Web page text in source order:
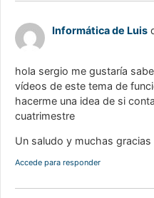
Informática de Luis
hola sergio me gustaría
vídeos de este tema de
hacerme una idea de si
cuatrimestre
Un saludo y muchas gracias
Accede para responder